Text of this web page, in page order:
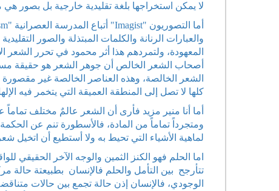
لا يمكن استخراجها بلغة تقليدية خارجية بل بصور
والعبارات الرنانة والكلمات المبتذلة والصور
المعهودة، ولتمردهم هذا أثر محمود في تحرر الشعر
أصحاب الشعر الخالص أن جوهر الشعر هو حقيقة
الشعر الخالصة، وهذه العناصر الخالصة غير
كلها لا تصل إلى المنطقة العميقة التي يتخمر فيه
أما أنا منير مزيد فأرى أن الشعر عالمٌ مختلف
ومتجرداً تماماً من المادة، فالأسطورة تنم عن
لماهية الأشياء التي تحيط به ولا أستطيع أن اتخيل
اما الحلم فهو الكنز الثمين والوجه الآخر الحقيقي
تتأرجح بين التأمل والحلم فالإنسان بطبيعتة حالة
الوجودي، فالإنسان إذن حالة تجمع بين حالات